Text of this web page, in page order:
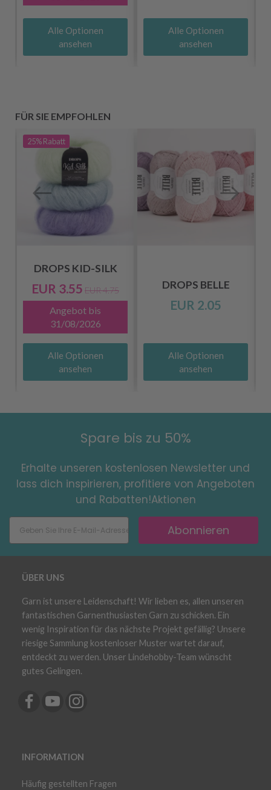
Alle Optionen
ansehen
Alle Optionen
ansehen
FÜR SIE EMPFOHLEN
25%Rabatt
DROPS KID-SILK
EUR 3.55 EUR 4.75
Angebot bis
31/08/2026
Alle Optionen
ansehen
DROPS BELLE
EUR 2.05
Alle Optionen
ansehen
Spare bis zu 50%
Erhalte unseren kostenlosen Newsletter und
lass dich inspirieren, profitiere von Angeboten
und Rabatten!Aktionen
Abonnieren
ÜBER UNS
Garn ist unsere Leidenschaft! Wir lieben es, allen unseren
fantastischen Garnenthusiasten Garn zu schicken. Ein
wenig Inspiration für das nächste Projekt gefällig? Unsere
riesige Sammlung kostenloser Muster wartet darauf,
entdeckt zu werden. Unser Lindehobby-Team wünscht
gutes Gelingen.
INFORMATION
Häufig gestellten Fragen